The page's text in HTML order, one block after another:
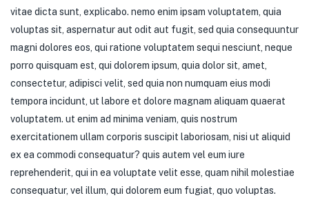
vitae dicta sunt, explicabo. nemo enim ipsam voluptatem, quia
voluptas sit, aspernatur aut odit aut fugit, sed quia consequuntur
magni dolores eos, qui ratione voluptatem sequi nesciunt, neque
porro quisquam est, qui dolorem ipsum, quia dolor sit, amet,
consectetur, adipisci velit, sed quia non numquam eius modi
tempora incidunt, ut labore et dolore magnam aliquam quaerat
voluptatem. ut enim ad minima veniam, quis nostrum
exercitationem ullam corporis suscipit laboriosam, nisi ut aliquid
ex ea commodi consequatur? quis autem vel eum iure
reprehenderit, qui in ea voluptate velit esse, quam nihil molestiae
consequatur, vel illum, qui dolorem eum fugiat, quo voluptas.